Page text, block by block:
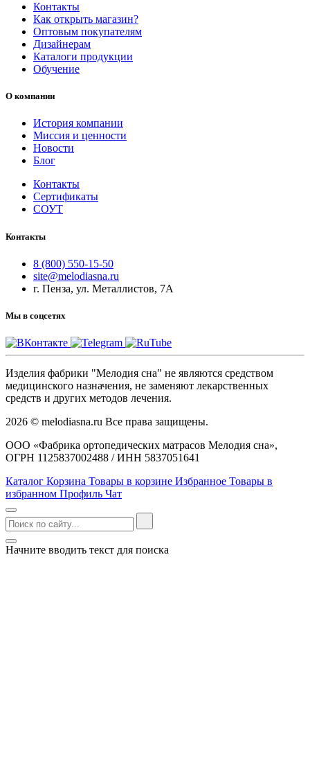
Контакты
Как открыть магазин?
Оптовым покупателям
Дизайнерам
Каталоги продукции
Обучение
О компании
История компании
Миссия и ценности
Новости
Блог
Контакты
Сертификаты
СОУТ
Контакты
8 (800) 550-15-50
site@melodiasna.ru
г. Пенза, ул. Металлистов, 7А
Мы в соцсетях
Изделия фабрики "Мелодия сна" не являются средством
медицинского назначения, не заменяют лекарственных
средств и других методов лечения.
2026 © melodiasna.ru Все права защищены.
ООО «Фабрика ортопедических матрасов Мелодия сна»,
ОГРН 1125837002488 / ИНН 5837051641
Каталог Корзина Товары в корзине Избранное Товары в
избранном Профиль Чат
Начните вводить текст для поиска